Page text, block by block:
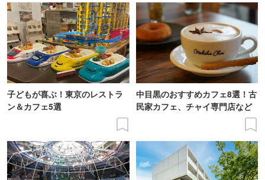
子どもが喜ぶ！東京のレストラ
ン＆カフェ5選
中目黒のおすすめカフェ8選！古
民家カフェ、チャイ専門店など